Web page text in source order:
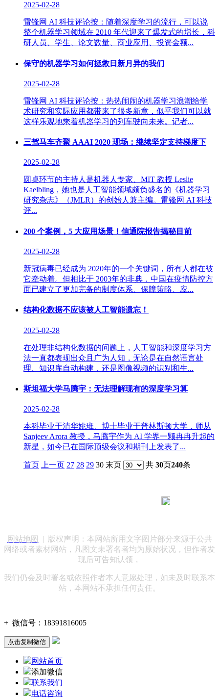
2025-02-28
雷锋网 AI 科技评论按：随着深度学习的流行，可以说
整个机器学习领域在 2010 年代迎来了爆发式的增长，科
研人员、学生、论文数量、商业应用、投资金额...
保守的机器学习如何拯救日新月异的我们
2025-02-28
雷锋网 AI 科技评论按：热热闹闹的机器学习浪潮给学
术研究和实际应用都带来了很多新意，似乎我们可以就
这样乐观地乘着机器学习的列车驶向未来。记者...
三驾马车齐聚 AAAI 2020 现场：继续坚定支持梯度下
2025-02-28
圆桌环节的主持人是机器人专家、MIT 教授 Leslie
Kaelbling，她也是人工智能领域颇负盛名的《机器学习
研究杂志》（JMLR）的创始人兼主编。雷锋网 AI 科技
评...
200 个案例，5 大应用场景！信通院报告揭秘目前
2025-02-28
新冠病毒已经成为 2020年的一个关键词，所有人都在被
它牵动着。但相比于 2003年的非典，中国在疫情防控方
面已建立了更加完备的制度体系、保障策略、应...
结构化数据不应该被人工智能遗忘！
2025-02-28
在处理非结构化数据的问题上，人工智能和深度学习方
法一直都表现出众且广为人知，无论是在自然语言处
理、知识库自动构建，还是图像视频的识别和生...
斯坦福大学马腾宇：无法理解现有的深度学习算
2025-02-28
本科毕业于清华姚班、博士毕业于普林斯顿大学，师从
Sanjeev Arora 教授，马腾宇作为 AI 学界一颗冉冉升起的
新星，如今已在国际顶级会议和期刊上发表了...
首页 上一页 27 28 29 30 末页 共 30页240条
网站地图
| 版权声明：本网站所用文字图片部分来源于公共
网络或者素材网站，凡图文未署名者均为原始状况，但作者发
现后可告知认领，
我们仍会及时署名或依照作者本人意愿处理，如未及时联系本
站，本网站不承担任何责任。
+ 微信号： 18391816005
点击复制微信
网站首页
添加微信
联系我们
电话咨询